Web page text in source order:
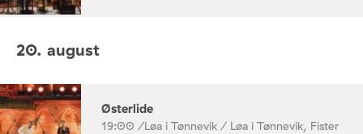
20. august
Østerlide
19:00 /Løa i Tønnevik / Løa i Tønnevik, Fister